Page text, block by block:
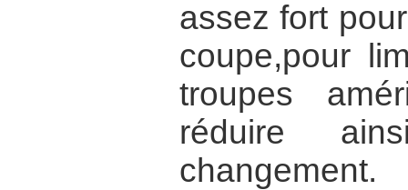
assez fort
coupe,pour
troupes
réduire
changement.